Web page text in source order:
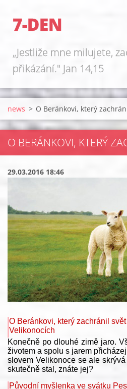
7-DEN
„Jestliže mne milujete,
přikázání." Jan 14,15
news > O Beránkovi, který
O BERÁNKOVI, KTERÝ
29.03.2016 18:46
O Beránkovi, který zachránil
Velikonocích
Konečně po dlouhé zimě jaro.
životem a spolu s jarem
slovem Velikonoce se ale
skutečně stal, znáte jej?
Původní myšlenka ve svátku